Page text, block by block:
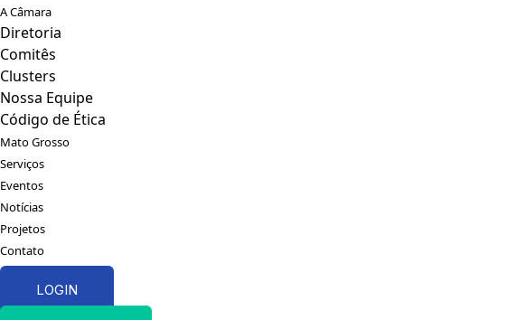
A Câmara
Diretoria
Comitês
Clusters
Nossa Equipe
Código de Ética
Mato Grosso
Serviços
Eventos
Notícias
Projetos
Contato
LOGIN